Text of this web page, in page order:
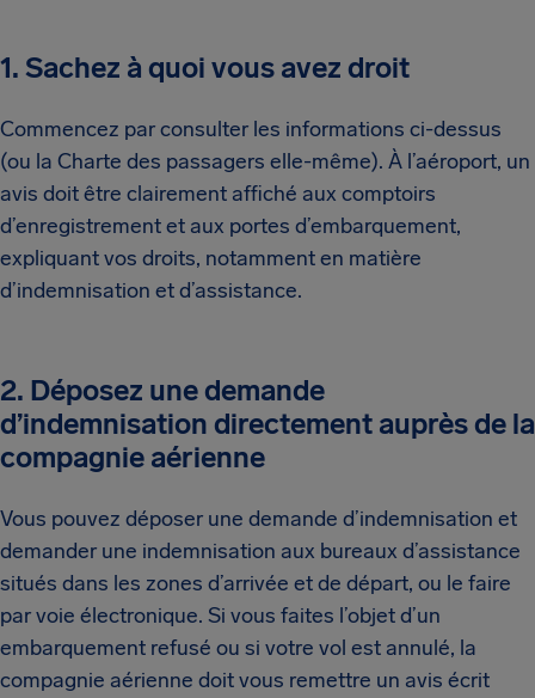
1. Sachez à quoi vous avez droit
Commencez par consulter les informations ci-dessus
(ou la Charte des passagers elle-même). À l’aéroport, un
avis doit être clairement affiché aux comptoirs
d’enregistrement et aux portes d’embarquement,
expliquant vos droits, notamment en matière
d’indemnisation et d’assistance.
2. Déposez une demande
d’indemnisation directement auprès de la
compagnie aérienne
Vous pouvez déposer une demande d’indemnisation et
demander une indemnisation aux bureaux d’assistance
situés dans les zones d’arrivée et de départ, ou le faire
par voie électronique. Si vous faites l’objet d’un
embarquement refusé ou si votre vol est annulé, la
compagnie aérienne doit vous remettre un avis écrit